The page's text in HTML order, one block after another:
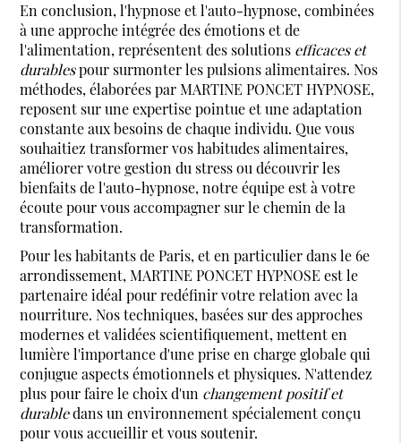
En conclusion, l'hypnose et l'auto-hypnose, combinées
à une approche intégrée des émotions et de
l'alimentation, représentent des solutions efficaces et
durablespour surmonter les pulsions alimentaires. Nos
méthodes, élaborées par MARTINE PONCET HYPNOSE,
reposent sur une expertise pointue et une adaptation
constante aux besoins de chaque individu. Que vous
souhaitiez transformer vos habitudes alimentaires,
améliorer votre gestion du stress ou découvrir les
bienfaits de l'auto-hypnose, notre équipe est à votre
écoute pour vous accompagner sur le chemin de la
transformation.
Pour les habitants de Paris, et en particulier dans le 6e
arrondissement, MARTINE PONCET HYPNOSE est le
partenaire idéal pour redéfinir votre relation avec la
nourriture. Nos techniques, basées sur des approches
modernes et validées scientifiquement, mettent en
lumière l'importance d'une prise en charge globale qui
conjugue aspects émotionnels et physiques. N'attendez
plus pour faire le choix d'un changement positif et
durabledans un environnement spécialement conçu
pour vous accueillir et vous soutenir.